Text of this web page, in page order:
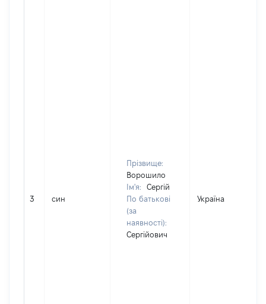
3 син
Прізвище:
Ворошило
Ім'я:
Сергій
По батькові
(за
наявності):
Сергійович
Україна